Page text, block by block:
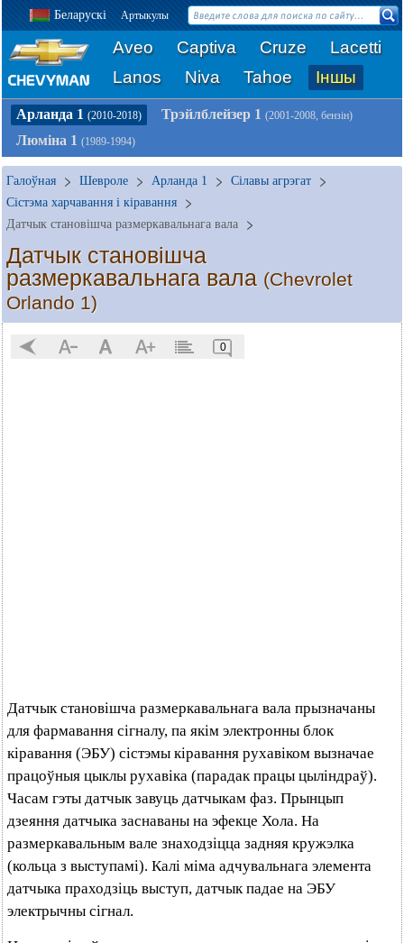
Беларускі Артыкулы
Aveo Captiva Cruze
Lacetti
Lanos
Niva Tahoe Іншы
Арланда 1 (2010-2018) Трэйлблейзер 1 (2001-2008, бензін)
Люміна 1 (1989-1994)
Галоўная Шевроле Арланда 1
Сілавы агрэгат
Сістэма харчавання і кіравання
Датчык становішча размеркавальнага вала
Датчык становішча
размеркавальнага вала (Chevrolet
Orlando 1)
0
Датчык становішча размеркавальнага вала прызначаны
для фармавання сігналу, па якім электронны блок
кіравання (ЭБУ) сістэмы кіравання рухавіком вызначае
працоўныя цыклы рухавіка (парадак працы цыліндраў).
Часам гэты датчык завуць датчыкам фаз. Прынцып
дзеяння датчыка заснаваны на эфекце Хола. На
размеркавальным вале знаходзіцца задняя кружэлка
(кольца з выступамі). Калі міма адчувальнага элемента
датчыка праходзіць выступ, датчык падае на ЭБУ
электрычны сігнал.